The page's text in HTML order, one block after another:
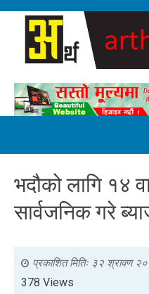
भदौको लागि १४
सार्वजनिक गरे
प्रकाशित मितिः ३२ श्रावण
378 Views